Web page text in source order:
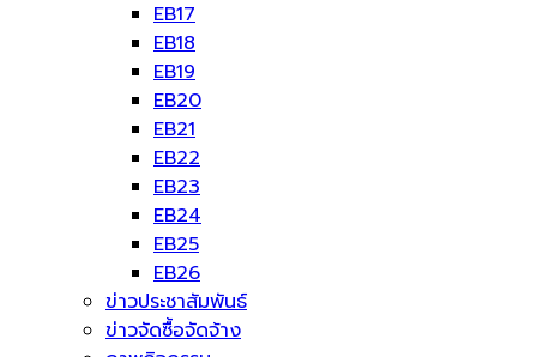
EB17
EB18
EB19
EB20
EB21
EB22
EB23
EB24
EB25
EB26
ข่าวประชาสัมพันธ์
ข่าวจัดซื้อจัดจ้าง